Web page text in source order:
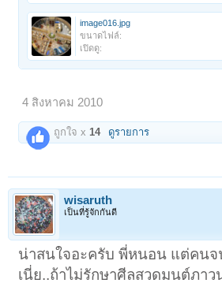
image016.jpg
ขนาดไฟล์:
เปิดดู:
4 สิงหาคม 2010
ถูกใจ x14 ดูรายการ
wisaruth
เป็นที่รู้จักกันดี
น่าสนใจอะครับ พี่หนอน แต่คนจ
เนี่ย..ถ้าไม่รักษาศีลสวดมนต์ภาว